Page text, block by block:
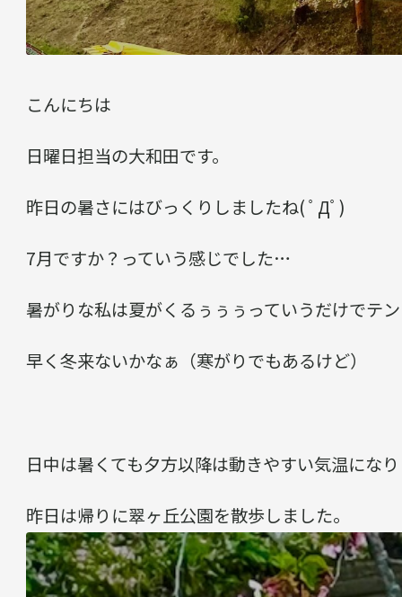
こんにちは
日曜日担当の大和田です。
昨日の暑さにはびっくりしましたね( ﾟДﾟ)
7月ですか？っていう感じでした…
暑がりな私は夏がくるぅぅぅっていうだけでテ
早く冬来ないかなぁ（寒がりでもあるけど）
日中は暑くても夕方以降は動きやすい気温にな
昨日は帰りに翠ヶ丘公園を散歩しました。